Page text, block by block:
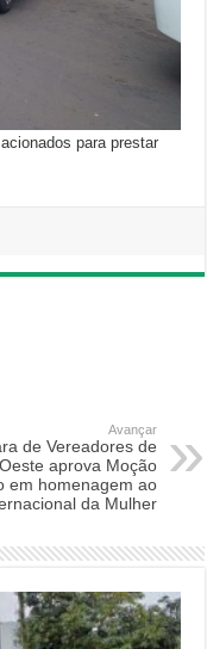
para prestar
Avançar
de Vereadores de
aprova Moção
em homenagem ao
da Mulher